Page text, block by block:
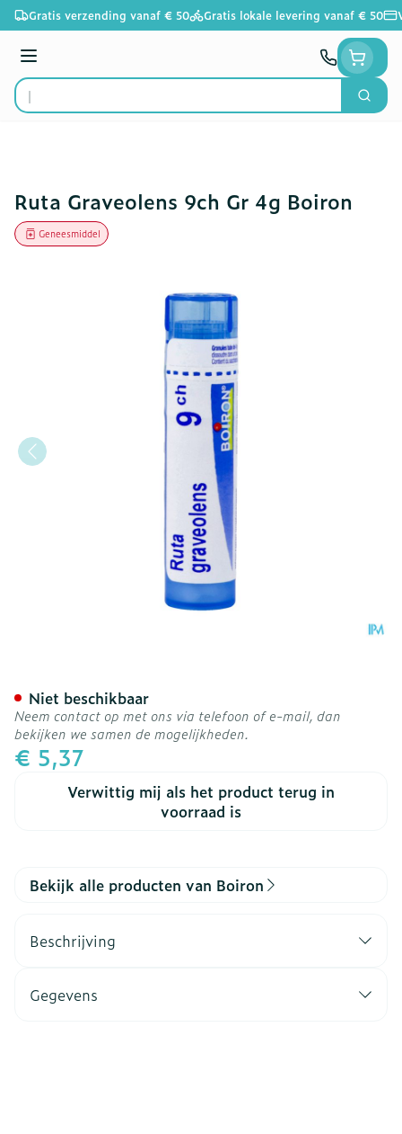
Ga naar de inhoud
Gratis verzending vanaf € 50 Gratis lokale levering vanaf € 50
Menu
Product, merk, categorie...
Zoek
Ruta Graveolens 9ch Gr 4g Boiron
Geneesmiddel
€ 5,37
Verwittig mij als het product terug in
voorraad is
Niet beschikbaar
Neem contact op met ons via telefoon of e-mail, dan
bekijken we samen de mogelijkheden.
Bekijk alle producten van Boiron
Beschrijving
Gegevens